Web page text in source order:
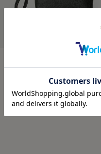
British Green -
27,500 税込